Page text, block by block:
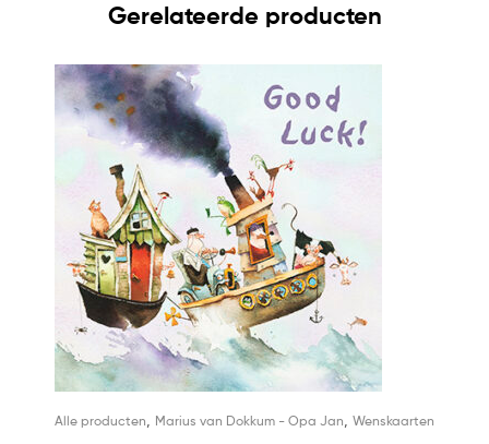
Gerelateerde producten
Alle producten Marius van Dokkum - Opa Jan Wenskaarten